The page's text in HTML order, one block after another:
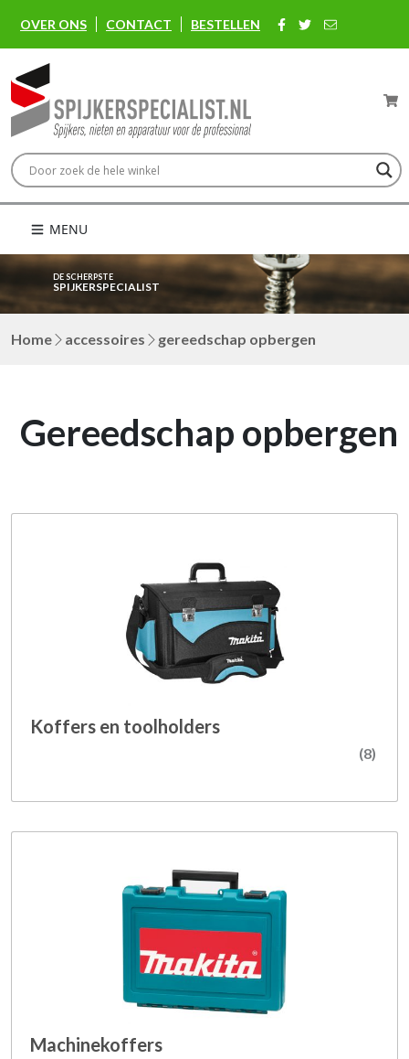
OVER ONS CONTACT BESTELLEN
MENU
DE SCHERPSTE
SPIJKERSPECIALIST
Home accessoires gereedschap opbergen
Gereedschap opbergen
Koffers en toolholders
(8)
Machinekoffers